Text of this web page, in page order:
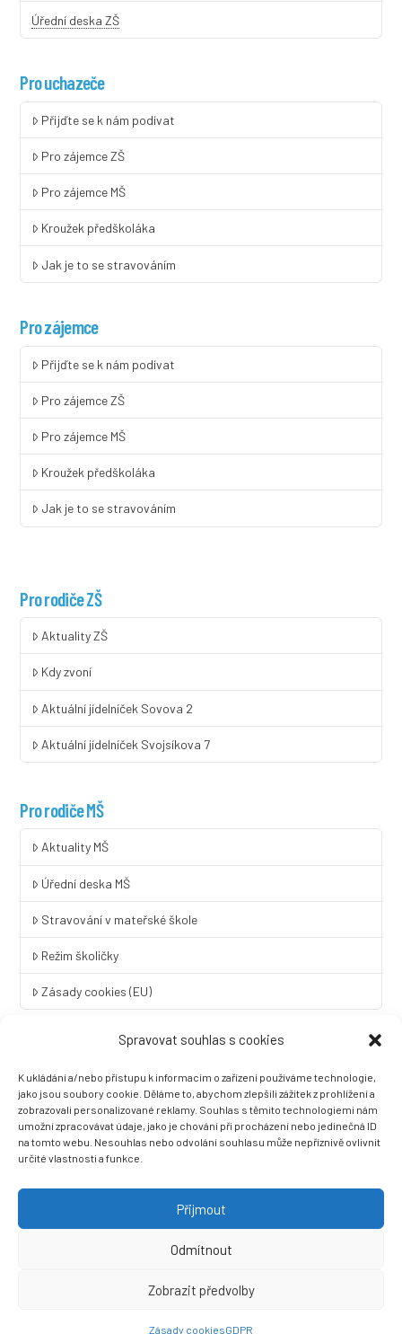
Spravovat souhlas s cookies
K ukládání a/nebo přístupu k informacím o zařízení používáme technologie,
jako jsou soubory cookie. Děláme to, abychom zlepšili zážitek z prohlížení a
zobrazovali personalizované reklamy. Souhlas s těmito technologiemi nám
umožní zpracovávat údaje, jako je chování při procházení nebo jedinečná ID
na tomto webu. Nesouhlas nebo odvolání souhlasu může nepříznivě ovlivnit
určité vlastnosti a funkce.
Přijmout
Odmítnout
Zobrazit předvolby
Zásady cookiesGDPR
Úřední deska ZŠ
Pro uchazeče
Přijďte se k nám podívat
Pro zájemce ZŠ
Pro zájemce MŠ
Kroužek předškoláka
Jak je to se stravováním
Pro zájemce
Přijďte se k nám podívat
Pro zájemce ZŠ
Pro zájemce MŠ
Kroužek předškoláka
Jak je to se stravováním
Pro rodiče ZŠ
Aktuality ZŠ
Kdy zvoní
Aktuální jídelníček Sovova 2
Aktuální jídelníček Svojsíkova 7
Pro rodiče MŠ
Aktuality MŠ
Úřední deska MŠ
Stravování v mateřské škole
Režim školičky
Zásady cookies (EU)
LINGUA UNIVERSAL soukromá základní škola a mateřská škola
s.r.o.
Sovova 2
412 01 Litoměřice
+420 416 733 690
datová schránka: 3vnipkd
Než zazvoní, s.r.o.